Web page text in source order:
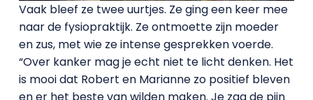
Vaak bleef ze twee uurtjes. Ze ging een keer mee
naar de fysiopraktijk. Ze ontmoette zijn moeder
en zus, met wie ze intense gesprekken voerde.
“Over kanker mag je echt niet te licht denken. Het
is mooi dat Robert en Marianne zo positief bleven
en er het beste van wilden maken. Je zag de pijn